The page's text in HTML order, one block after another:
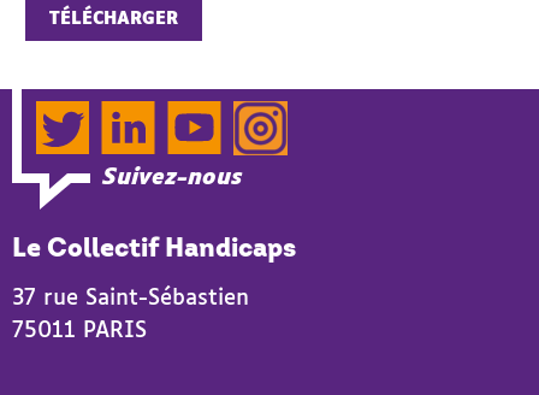
TÉLÉCHARGER
Suivez-nous
TwitterLinkedInYouTubeInstagram
Le Collectif Handicaps
37 rue Saint-Sébastien
75011 PARIS